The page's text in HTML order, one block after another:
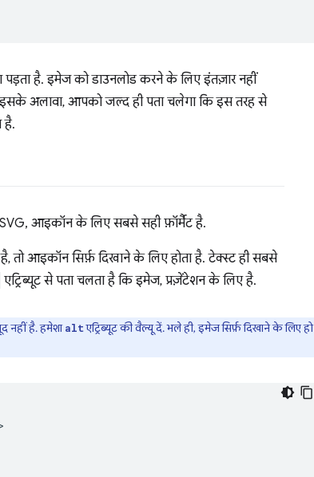
है. इमेज को डाउनलोड करने के लिए इंतज़ार नहीं
अलावा, आपको जल्द ही पता चलेगा कि इस तरह से
है.
आइकॉन के लिए सबसे सही फ़ॉर्मैट है.
आइकॉन सिर्फ़ दिखाने के लिए होता है. टेक्स्ट ही सबसे
एट्रिब्यूट से पता चलता है कि इमेज, प्रज़ेंटेशन के लिए है.
नहीं है. हमेशाaltएट्रिब्यूट की वैल्यू दें. भले ही, इमेज सिर्फ़ दिखाने के लिए हो